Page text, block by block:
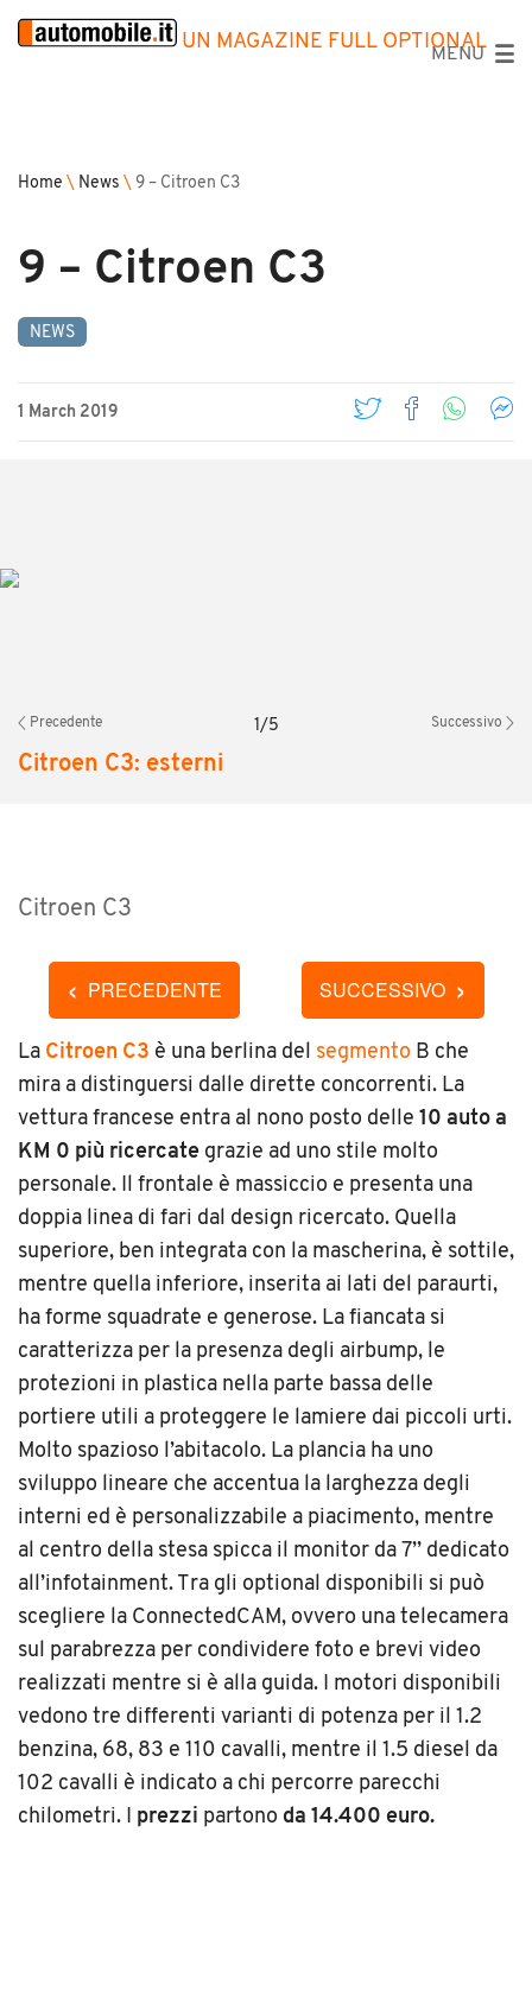
UN MAGAZINE FULL OPTIONAL
MENU
Home \ News \ 9 – Citroen C3
9 – Citroen C3
NEWS
1 March 2019
Precedente 1/5 Successivo
Citroen C3: esterni
Citroen C3
‹ PRECEDENTE SUCCESSIVO ›
La Citroen C3 è una berlina del segmento B che
mira a distinguersi dalle dirette concorrenti. La
vettura francese entra al nono posto delle 10 auto a
KM 0 più ricercate grazie ad uno stile molto
personale. Il frontale è massiccio e presenta una
doppia linea di fari dal design ricercato. Quella
superiore, ben integrata con la mascherina, è sottile,
mentre quella inferiore, inserita ai lati del paraurti,
ha forme squadrate e generose. La fiancata si
caratterizza per la presenza degli airbump, le
protezioni in plastica nella parte bassa delle
portiere utili a proteggere le lamiere dai piccoli urti.
Molto spazioso l’abitacolo. La plancia ha uno
sviluppo lineare che accentua la larghezza degli
interni ed è personalizzabile a piacimento, mentre
al centro della stesa spicca il monitor da 7’’ dedicato
all’infotainment. Tra gli optional disponibili si può
scegliere la ConnectedCAM, ovvero una telecamera
sul parabrezza per condividere foto e brevi video
realizzati mentre si è alla guida. I motori disponibili
vedono tre differenti varianti di potenza per il 1.2
benzina, 68, 83 e 110 cavalli, mentre il 1.5 diesel da
102 cavalli è indicato a chi percorre parecchi
chilometri. I prezzi partono da 14.400 euro.